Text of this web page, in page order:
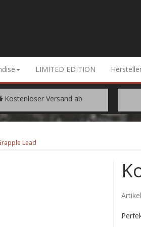
LIMITED EDITION
Kostenloser Versand ab
WARENWERT VON € 200.-
Lead